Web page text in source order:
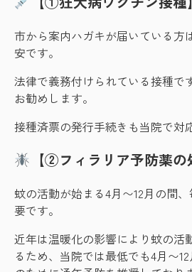
市から案内ハガキが届いている方
安です。
法律で義務付けられている接種で
お勧めします。
接種済票の発行手続きも当院で対
【②フィラリア予防薬の
蚊の活動が始まる4月〜12月の間
要です。
近年は温暖化の影響により蚊の活
るため、当院では最低でも4月〜